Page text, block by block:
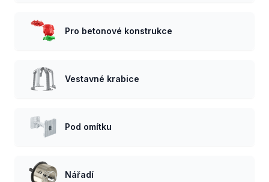
Pro betonové konstrukce
Vestavné krabice
Pod omítku
Nářadí